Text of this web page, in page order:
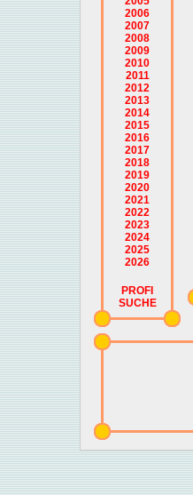
2006
2007
2008
2009
2010
2011
2012
2013
2014
2015
2016
2017
2018
2019
2020
2021
2022
2023
2024
2025
2026
PROFI
SUCHE